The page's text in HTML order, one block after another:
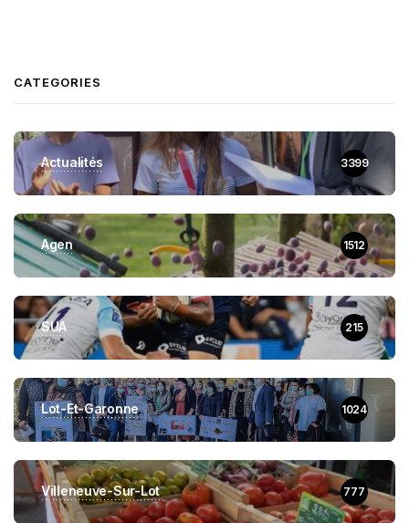
CATEGORIES
Actualités 3399
Agen 1512
SUA 215
Lot-Et-Garonne 1024
Villeneuve-Sur-Lot 777